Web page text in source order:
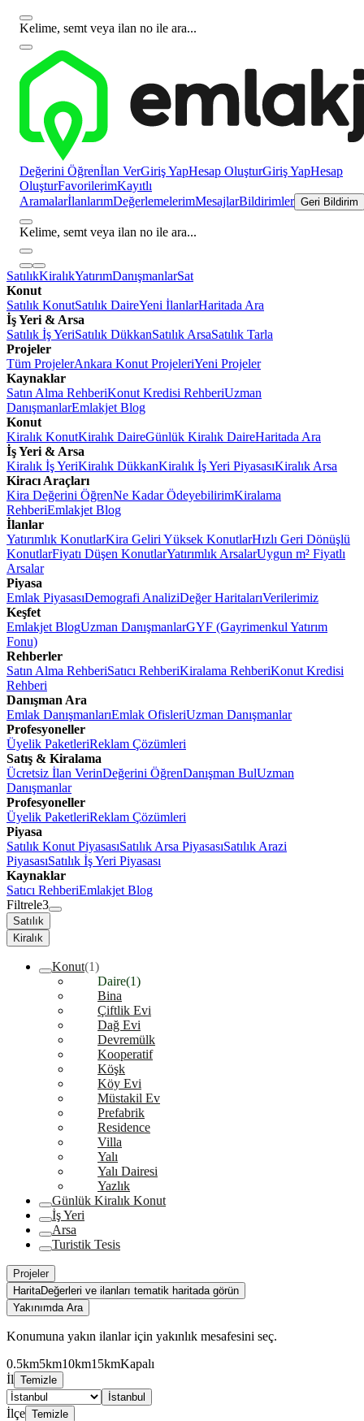
Kelime, semt veya ilan no ile ara...
Değerini Öğrenİlan VerGiriş YapHesap OluşturGiriş YapHesap
OluşturFavorilerimKayıtlı
AramalarİlanlarımDeğerlemelerimMesajlarBildirimler Geri Bildirim
Kelime, semt veya ilan no ile ara...
SatılıkKiralıkYatırımDanışmanlarSat
Konut
Satılık KonutSatılık DaireYeni İlanlarHaritada Ara
İş Yeri & Arsa
Satılık İş YeriSatılık DükkanSatılık ArsaSatılık Tarla
Projeler
Tüm ProjelerAnkara Konut ProjeleriYeni Projeler
Kaynaklar
Satın Alma RehberiKonut Kredisi RehberiUzman
DanışmanlarEmlakjet Blog
Konut
Kiralık KonutKiralık DaireGünlük Kiralık DaireHaritada Ara
İş Yeri & Arsa
Kiralık İş YeriKiralık DükkanKiralık İş Yeri PiyasasıKiralık Arsa
Kiracı Araçları
Kira Değerini ÖğrenNe Kadar ÖdeyebilirimKiralama
RehberiEmlakjet Blog
İlanlar
Yatırımlık KonutlarKira Geliri Yüksek KonutlarHızlı Geri Dönüşlü
KonutlarFiyatı Düşen KonutlarYatırımlık ArsalarUygun m² Fiyatlı
Arsalar
Piyasa
Emlak PiyasasıDemografi AnaliziDeğer HaritalarıVerilerimiz
Keşfet
Emlakjet BlogUzman DanışmanlarGYF (Gayrimenkul Yatırım
Fonu)
Rehberler
Satın Alma RehberiSatıcı RehberiKiralama RehberiKonut Kredisi
Rehberi
Danışman Ara
Emlak DanışmanlarıEmlak OfisleriUzman Danışmanlar
Profesyoneller
Üyelik PaketleriReklam Çözümleri
Satış & Kiralama
Ücretsiz İlan VerinDeğerini ÖğrenDanışman BulUzman
Danışmanlar
Profesyoneller
Üyelik PaketleriReklam Çözümleri
Piyasa
Satılık Konut PiyasasıSatılık Arsa PiyasasıSatılık Arazi
PiyasasıSatılık İş Yeri Piyasası
Kaynaklar
Satıcı RehberiEmlakjet Blog
Filtrele3
Satılık
Kiralık
Konut(1)
Daire(1)
Bina
Çiftlik Evi
Dağ Evi
Devremülk
Kooperatif
Köşk
Köy Evi
Müstakil Ev
Prefabrik
Residence
Villa
Yalı
Yalı Dairesi
Yazlık
Günlük Kiralık Konut
İş Yeri
Arsa
Turistik Tesis
Projeler
HaritaDeğerleri ve ilanları tematik haritada görün
Yakınımda Ara
Konumuna yakın ilanlar için yakınlık mesafesini seç.
0.5km5km10km15kmKapalı
İl Temizle
İstanbul
İlçe Temizle